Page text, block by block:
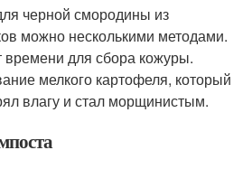
черной смородины из
можно несколькими методами.
для сбора кожуры.
мелкого картофеля, который
влагу и стал морщинистым.